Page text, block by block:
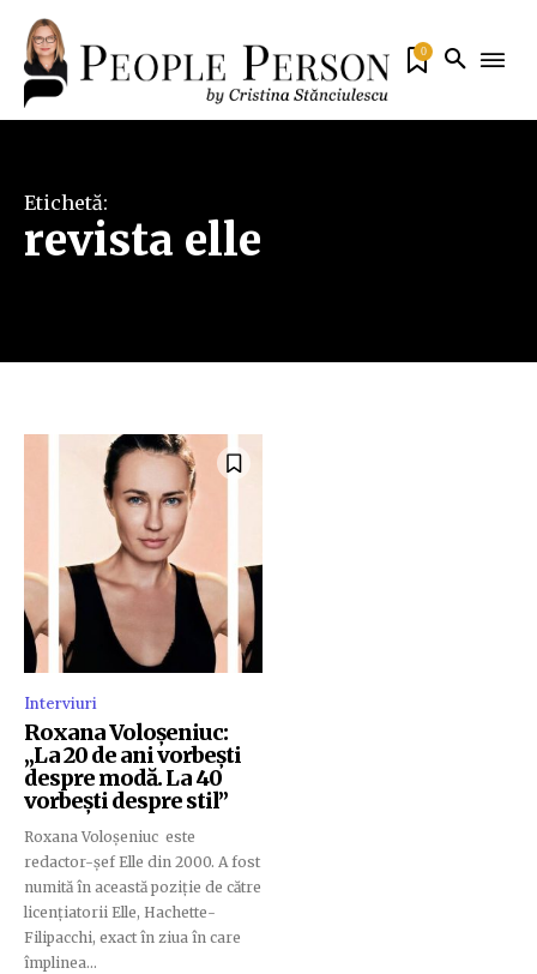
0
Etichetă:
revista elle
Interviuri
Roxana Voloșeniuc:
„La 20 de ani vorbești
despre modă. La 40
vorbești despre stil”
Roxana Voloșeniuc este
redactor-șef Elle din 2000. A fost
numită în această poziție de către
licențiatorii Elle, Hachette-
Filipacchi, exact în ziua în care
împlinea...